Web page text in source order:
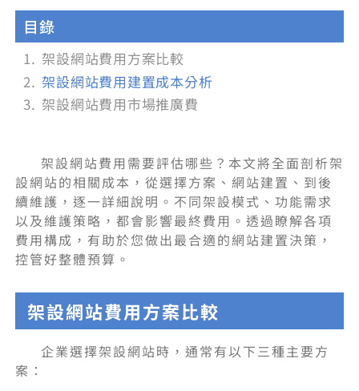
目錄
架設網站費用方案比較
架設網站費用建置成本分析
架設網站費用市場推廣費
架設網站費用需要評估哪些？本文將全面剖析架
設網站的相關成本，從選擇方案、網站建置、到後
續維護，逐一詳細說明。不同架設模式、功能需求
以及維護策略，都會影響最終費用。透過瞭解各項
費用構成，有助於您做出最合適的網站建置決策，
控管好整體預算。
架設網站費用方案比較
企業選擇架設網站時，通常有以下三種主要方
案：